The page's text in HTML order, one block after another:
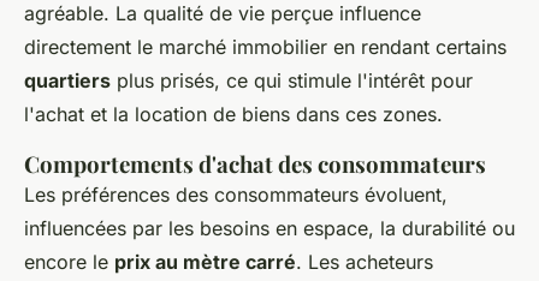
agréable. La qualité de vie perçue influence
directement le marché immobilier en rendant certains
quartiers plus prisés, ce qui stimule l'intérêt pour
l'achat et la location de biens dans ces zones.
Comportements d'achat des consommateurs
Les préférences des consommateurs évoluent,
influencées par les besoins en espace, la durabilité ou
encore le prix au mètre carré. Les acheteurs